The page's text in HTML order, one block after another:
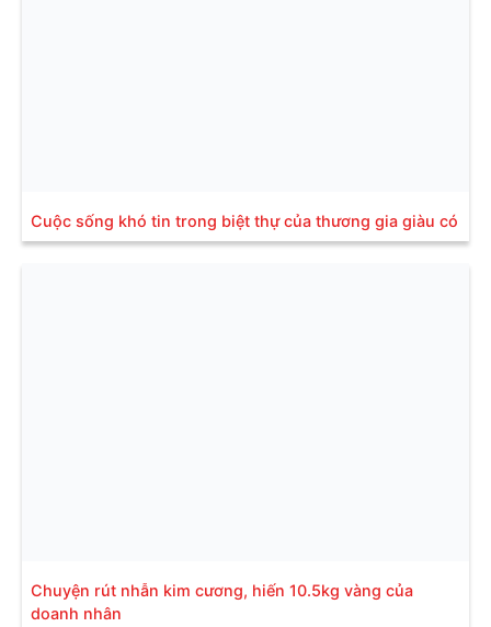
Cuộc sống khó tin trong biệt thự của thương gia giàu có
Chuyện rút nhẫn kim cương, hiến 10.5kg vàng của
doanh nhân